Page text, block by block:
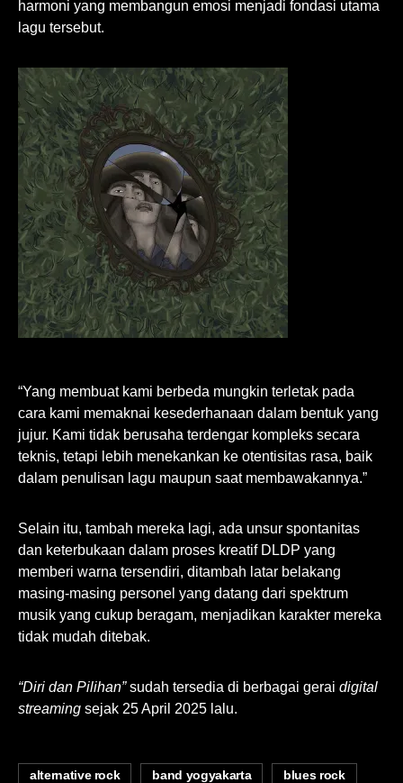
harmoni yang membangun emosi menjadi fondasi utama
lagu tersebut.
“Yang membuat kami berbeda mungkin terletak pada
cara kami memaknai kesederhanaan dalam bentuk yang
jujur. Kami tidak berusaha terdengar kompleks secara
teknis, tetapi lebih menekankan ke otentisitas rasa, baik
dalam penulisan lagu maupun saat membawakannya.”
Selain itu, tambah mereka lagi, ada unsur spontanitas
dan keterbukaan dalam proses kreatif DLDP yang
memberi warna tersendiri, ditambah latar belakang
masing-masing personel yang datang dari spektrum
musik yang cukup beragam, menjadikan karakter mereka
tidak mudah ditebak.
“Diri dan Pilihan”sudah tersedia di berbagai gerai digital
streaming sejak 25 April 2025 lalu.
alternative rock band yogyakarta blues rock